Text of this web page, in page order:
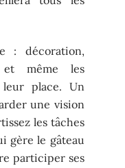
: décoration,
et même les
place. Un
une vision
les tâches
gère le gâteau
participer ses